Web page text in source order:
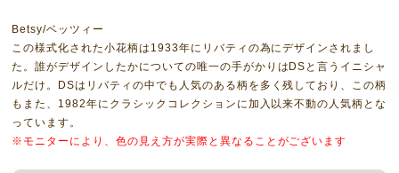
Betsy/ベッツィー
この様式化された小花柄は1933年にリバティの為にデザインされまし
た。誰がデザインしたかについての唯一の手がかりはDSと言うイニシャ
ルだけ。DSはリバティの中でも人気のある柄を多く残しており、この柄
もまた、1982年にクラシックコレクションに加入以来不動の人気柄とな
っています。
※モニターにより、色の見え方が実際と異なることがございます